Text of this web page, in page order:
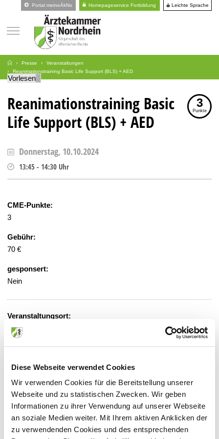
Diese Webseite verwendet Cookies
Wir verwenden Cookies für die Bereitstellung unserer
Webseite und zu statistischen Zwecken. Wir geben
Informationen zu ihrer Verwendung auf unserer Webseite
an soziale Medien weiter. Mit Ihrem aktiven Anklicken der
zu verwendenden Cookies und des entsprechenden
Portal meineÄkNo Homepageservice Fortbildung Leichte Sprache
Presse
Veranstaltungen
Reanimationstraining Basic Life Support (BLS) + AED
Vorlesen
Reanimationstraining Basic
Life Support (BLS) + AED
3
Punkte
Donnerstag, 10.10.2024
13:45 - 14:30 Uhr
CME-Punkte:
3
Gebühr:
70 €
gesponsert:
Nein
Veranstaltungsort:
World Conference Center Bonn
Platz der Vereinten Nationen 2, 53113
Anbieter:
Ärztliche Akademie für medizinische Fort- und
Weiterbildung in Nordrhein